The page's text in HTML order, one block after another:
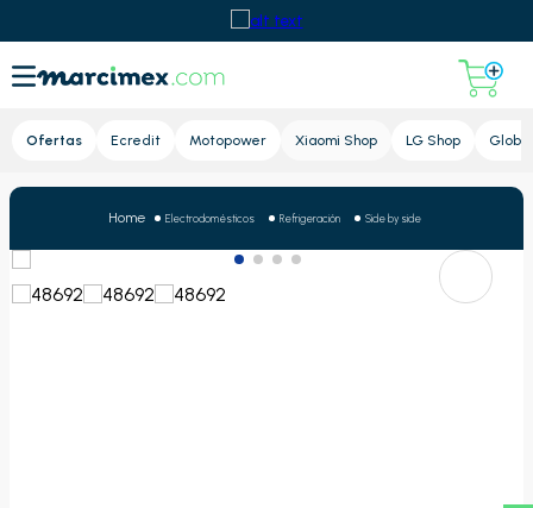
Ofertas Ecredit Motopower Xiaomi Shop LG Shop Global
Electrodomésticos Refrigeración Side by side